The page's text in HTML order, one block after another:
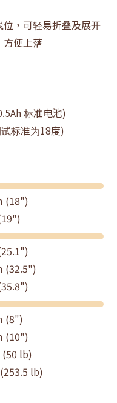
，可轻易折叠及展开
方便上落
标准电池)
标准为18度)
(18")
(32.5")
(8")
(10")
(50 lb)
lb)